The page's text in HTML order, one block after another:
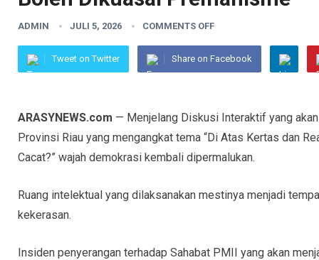
ADMIN JULI 5, 2026 COMMENTS OFF
Tweet on Twitter Share on Facebook
ARASYNEWS.com — Menjelang Diskusi Interaktif yang
Provinsi Riau yang mengangkat tema “Di Atas Kertas dan
Cacat?” wajah demokrasi kembali dipermalukan.
Ruang intelektual yang dilaksanakan mestinya menjadi
kekerasan.
Insiden penyerangan terhadap Sahabat PMII yang akan